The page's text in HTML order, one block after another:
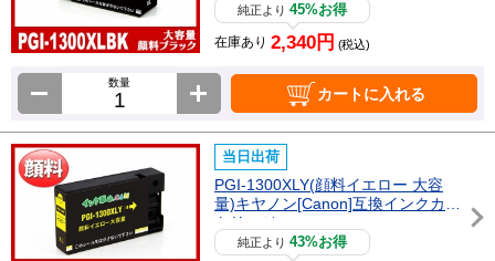
純正より45%お得
在庫あり 2,340円 (税込)
数量
カートに入れる
当日出荷
PGI-1300XLY(顔料イエロー 大容
量)キヤノン[Canon]互換インクカー
トリッジ
純正より43%お得